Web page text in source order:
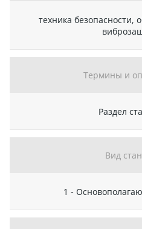
техника безопасности,
Термины и
Раздел
Вид
1 -